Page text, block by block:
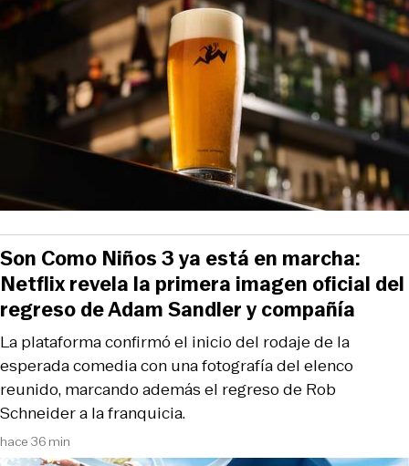
hace 36 min
La plataforma confirmó el inicio del rodaje de la
esperada comedia con una fotografía del elenco
reunido, marcando además el regreso de Rob
Schneider a la franquicia.
Son Como Niños 3 ya está en marcha:
Netflix revela la primera imagen oficial del
regreso de Adam Sandler y compañía